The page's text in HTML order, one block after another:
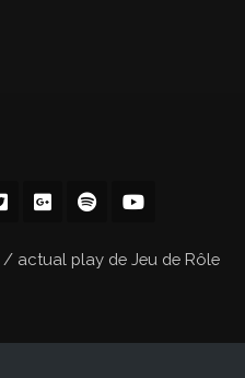
/ actual play de Jeu de Rôle